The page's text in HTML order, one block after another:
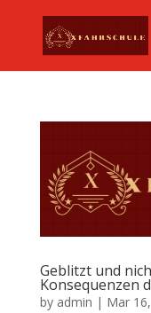
Geblitzt und
Konsequenzen
by admin | Mar